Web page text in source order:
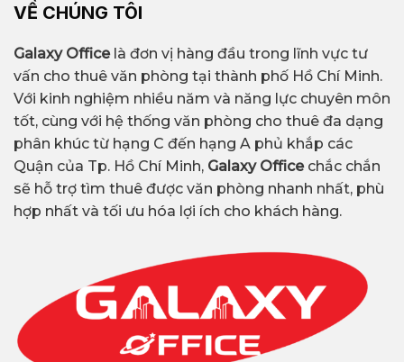
VỀ CHÚNG TÔI
Galaxy Officelà đơn vị hàng đầu trong lĩnh vực tư
vấn cho thuê văn phòng tại thành phố Hồ Chí Minh.
Với kinh nghiệm nhiều năm và năng lực chuyên môn
tốt, cùng với hệ thống văn phòng cho thuê đa dạng
phân khúc từ hạng C đến hạng A phủ khắp các
Quận của Tp. Hồ Chí Minh, Galaxy Office chắc chắn
sẽ hỗ trợ tìm thuê được văn phòng nhanh nhất, phù
hợp nhất và tối ưu hóa lợi ích cho khách hàng.